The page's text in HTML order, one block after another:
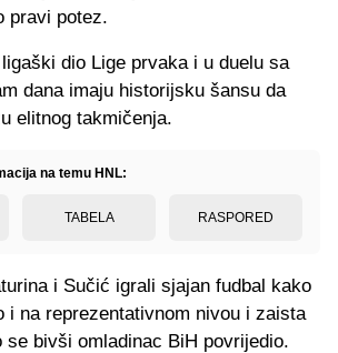
pravi potez.
dio Lige prvaka i u duelu sa
dana imaju historijsku šansu da
elitnog takmičenja.
na temu HNL:
TABELA RASPORED
i Sučić igrali sjajan fudbal kako
i na reprezentativnom nivou i zaista
se bivši omladinac BiH povrijedio.